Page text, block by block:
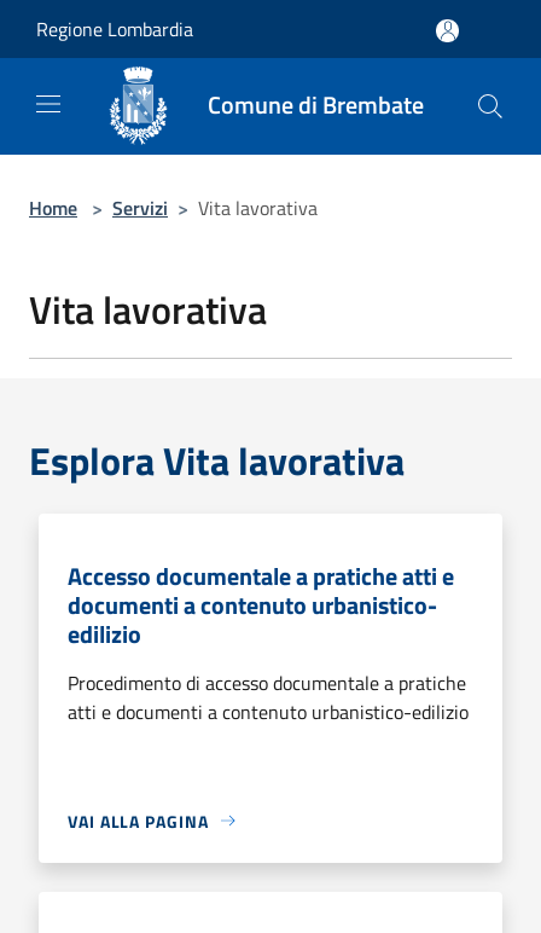
Regione Lombardia
Comune di Brembate
Home > Servizi > Vita lavorativa
Vita lavorativa
Esplora Vita lavorativa
Accesso documentale a pratiche atti e
documenti a contenuto urbanistico-
edilizio
Procedimento di accesso documentale a pratiche
atti e documenti a contenuto urbanistico-edilizio
VAI ALLA PAGINA